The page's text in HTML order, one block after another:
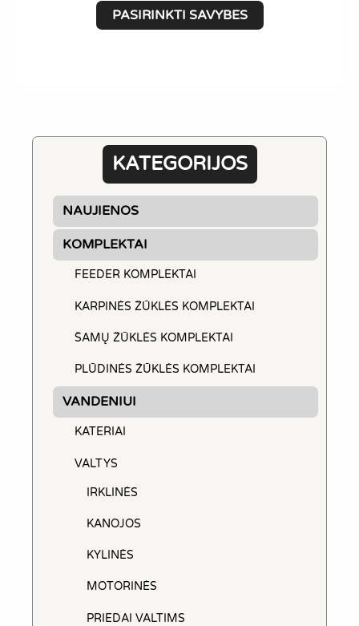
KATEGORIJOS
NAUJIENOS
KOMPLEKTAI
FEEDER KOMPLEKTAI
KARPINĖS ŽŪKLĖS KOMPLEKTAI
ŠAMŲ ŽŪKLĖS KOMPLEKTAI
PLŪDINĖS ŽŪKLĖS KOMPLEKTAI
VANDENIUI
KATERIAI
VALTYS
IRKLINĖS
KANOJOS
KYLINĖS
MOTORINĖS
PRIEDAI VALTIMS
through
PASIRINKTI SAVYBES
This
product
options
chosen
product